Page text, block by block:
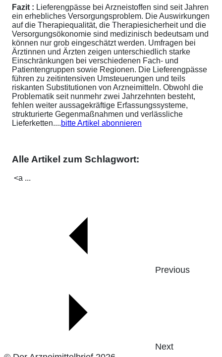
Fazit : Lieferengpässe bei Arzneistoffen sind seit Jahren
ein erhebliches Versorgungsproblem. Die Auswirkungen
auf die Therapiequalität, die Therapiesicherheit und die
Versorgungsökonomie sind medizinisch bedeutsam und
können nur grob eingeschätzt werden. Umfragen bei
Ärztinnen und Ärzten zeigen unterschiedlich starke
Einschränkungen bei verschiedenen Fach- und
Patientengruppen sowie Regionen. Die Lieferengpässe
führen zu zeitintensiven Umsteuerungen und teils
riskanten Substitutionen von Arzneimitteln. Obwohl die
Problematik seit nunmehr zwei Jahrzehnten besteht,
fehlen weiter aussagekräftige Erfassungssysteme,
strukturierte Gegenmaßnahmen und verlässliche
Lieferketten....bitte Artikel abonnieren
Alle Artikel zum Schlagwort:
<a ...
Previous
Next